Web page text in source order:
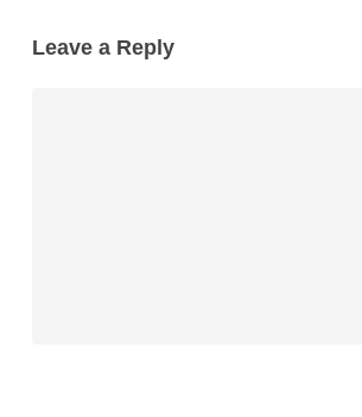
Leave a Reply